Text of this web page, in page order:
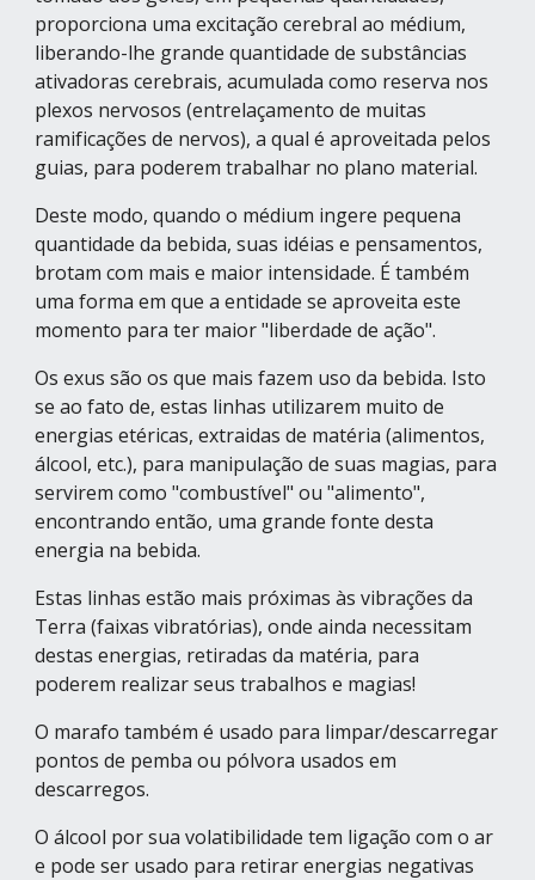
proporciona uma excitação cerebral ao médium,
liberando-lhe grande quantidade de substâncias
ativadoras cerebrais, acumulada como reserva nos
plexos nervosos (entrelaçamento de muitas
ramificações de nervos), a qual é aproveitada pelos
guias, para poderem trabalhar no plano material.
Deste modo, quando o médium ingere pequena
quantidade da bebida, suas idéias e pensamentos,
brotam com mais e maior intensidade. É também
uma forma em que a entidade se aproveita este
momento para ter maior "liberdade de ação".
Os exus são os que mais fazem uso da bebida. Isto
se ao fato de, estas linhas utilizarem muito de
energias etéricas, extraidas de matéria (alimentos,
álcool, etc.), para manipulação de suas magias, para
servirem como "combustível" ou "alimento",
encontrando então, uma grande fonte desta
energia na bebida.
Estas linhas estão mais próximas às vibrações da
Terra (faixas vibratórias), onde ainda necessitam
destas energias, retiradas da matéria, para
poderem realizar seus trabalhos e magias!
O marafo também é usado para limpar/descarregar
pontos de pemba ou pólvora usados em
descarregos.
O álcool por sua volatibilidade tem ligação com o ar
e pode ser usado para retirar energias negativas